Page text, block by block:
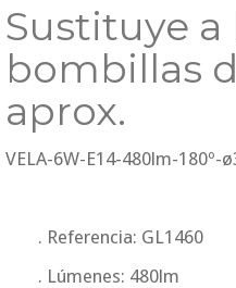
Sustituye a
bombillas
aprox.
VELA-6W-E14-480lm-180º-
. Referencia: GL1460
. Lúmenes: 480lm